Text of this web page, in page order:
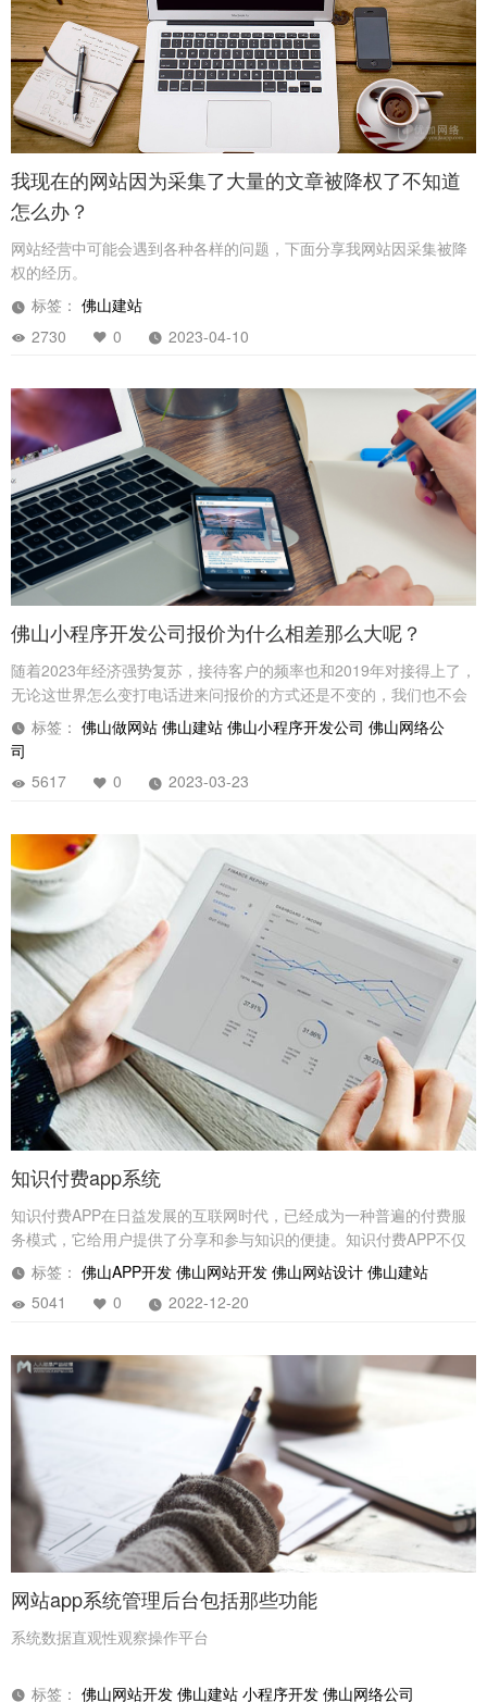
我现在的网站因为采集了大量的文章被降权了不知道
怎么办？
网站经营中可能会遇到各种各样的问题，下面分享我网站因采集被降
权的经历。
标签： 佛山建站
2730
0 2023-04-10
佛山小程序开发公司报价为什么相差那么大呢？
随着2023年经济强势复苏，接待客户的频率也和2019年对接得上了，
无论这世界怎么变打电话进来问报价的方式还是不变的，我们也不会
强制要求约谈见面才可以给出报价，基本上大致需求大致报价。
标签： 佛山做网站 佛山建站 佛山小程序开发公司 佛山网络公
司
5617
0 2023-03-23
知识付费app系统
知识付费APP在日益发展的互联网时代，已经成为一种普遍的付费服
务模式，它给用户提供了分享和参与知识的便捷。知识付费APP不仅
仅指在移动端上提供付费服务，更是指以各类知识内容为核心，并以
付费服务为发展方向，实现付费与分享共存的一种APP服务模式。
标签： 佛山APP开发 佛山网站开发 佛山网站设计 佛山建站
5041
0 2022-12-20
网站app系统管理后台包括那些功能
系统数据直观性观察操作平台
标签： 佛山网站开发 佛山建站 小程序开发 佛山网络公司